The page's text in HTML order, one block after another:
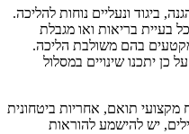
הגנה, ביגוד ונעליים נוחות להליכה.
בעיית בריאות ואו מגבלת
בהם משולבת הליכה.
כן יתכנו שינויים במסלול
מקצועי תואם, אחריות ביטחונית
יש להישמע להוראות